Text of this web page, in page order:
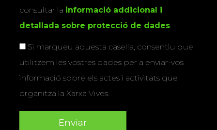
consultar la informació addicional i
detallada sobre protecció de dades.
Si marqueu aquesta casella, consentiu que
utilitzem les vostres dades per a enviar-vos
informació sobre els actes i activitats que
organitza la Xarxa Vives.